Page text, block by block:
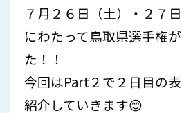
７月２６日（土）・２７
にわたって鳥取県選手権
た！！
今回はPart２で２日目の
紹介していきます😊